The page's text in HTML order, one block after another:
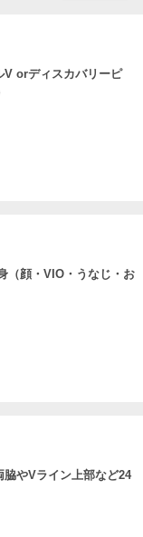
V orディスカバリーピ
（顔・VIO・うなじ・お
脇やVライン上部など24